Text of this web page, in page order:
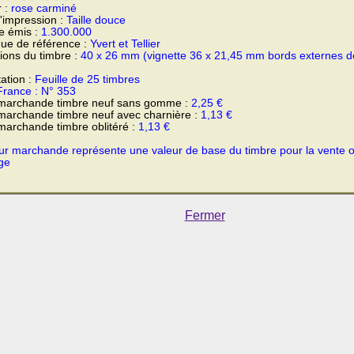
: rose carminé
: Taille douce
émis : 1.300.000
de référence : Yvert et Tellier
du timbre : 40 x 26 mm (vignette 36 x 21,45 mm bords externes
: Feuille de 25 timbres
: N° 353
timbre neuf sans gomme : 2,25 €
timbre neuf avec charnière : 1,13 €
timbre oblitéré : 1,13 €
marchande représente une valeur de base du timbre pour la vente
Fermer